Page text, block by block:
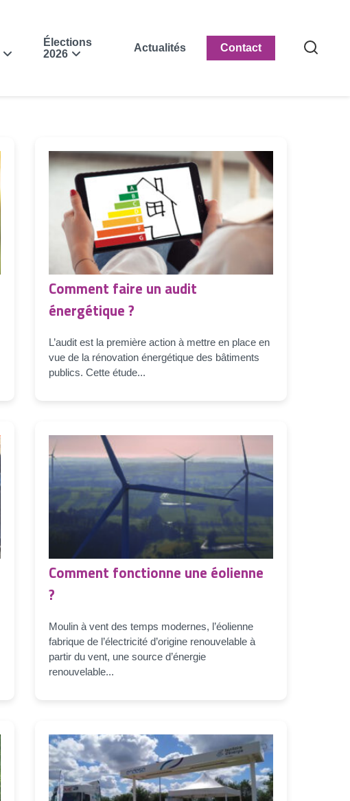
Élections
2026
Actualités Contact
Comment faire un audit
énergétique ?
L’audit est la première action à mettre en place en
vue de la rénovation énergétique des bâtiments
publics. Cette étude...
Comment fonctionne une éolienne
?
Moulin à vent des temps modernes, l’éolienne
fabrique de l’électricité d’origine renouvelable à
partir du vent, une source d’énergie
renouvelable...